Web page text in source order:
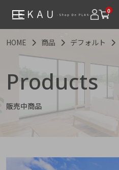
0
HOME 商品 デフォルト
Products
販売中商品